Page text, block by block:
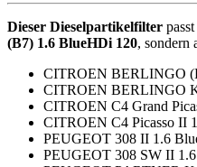
Dieser Dieselpartikelfilter
(B7) 1.6 BlueHDi 120, sondern
CITROEN BERLINGO
CITROEN BERLINGO
CITROEN C4 Grand
CITROEN C4 Picasso II
PEUGEOT 308 II 1.6
PEUGEOT 308 SW II